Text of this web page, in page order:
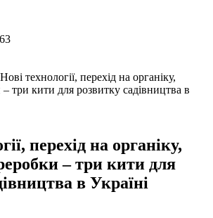
Нові технології, перехід на органіку,
три кити для розвитку садівництва в
перехід на органіку,
– три кити для
в Україні